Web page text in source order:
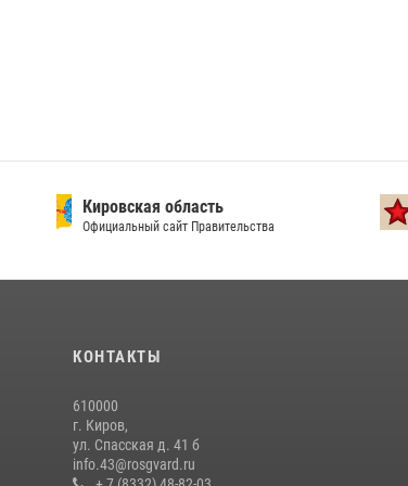
Защитники Отечества
Официальный сайт
КОНТАКТЫ
610000
г. Киров,
ул. Спасская д. 41 б
info.43@rosgvard.ru